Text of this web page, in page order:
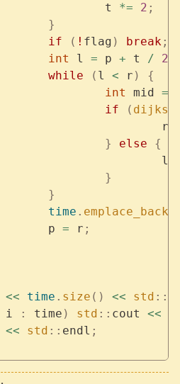
				t
*= 2 ;
			}
			if
( ! flag ) break;
			int
l = p + t / 2
			while
( l < r )
{
				int
mid =
				if
(
					r
				}
else {
					l
				}
			}
			time
. emplace_back
			p
= r ;
<< time . size () << std ::
i : time ) std :: cout <<
<< std :: endl ;